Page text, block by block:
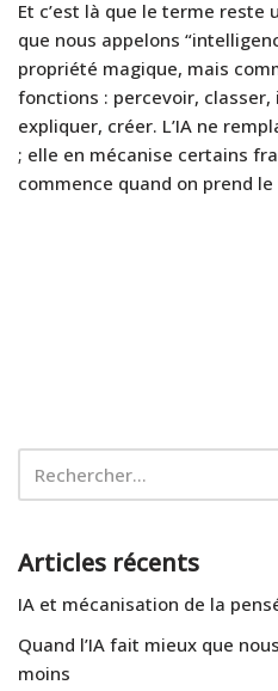
Et c’est là que le terme reste
que nous appelons
propriété magique, mais
fonctions : percevoir,
expliquer, créer. L’IA ne
; elle en mécanise certains
commence quand on prend
Articles récents
IA et mécanisation de la
Quand l’IA fait mieux que
moins